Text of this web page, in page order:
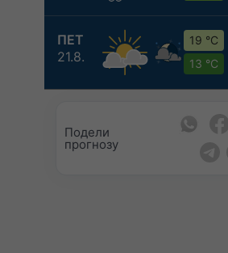
ПЕТ
21.8.
19 °C
13 °C
Подели
прогнозу